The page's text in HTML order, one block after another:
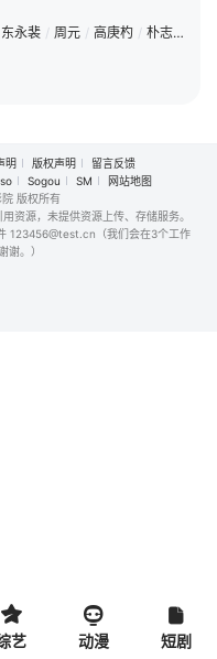
东永裴 / 周元 / 高庚杓 / 朴志妍
明 版权声明
留言反馈
so Sogou SM
网站地图
版权所有
资源，未提供资源上传、存储服务。
123456@test.cn（我们会在3个工作
谢。）
艺 动漫 短剧